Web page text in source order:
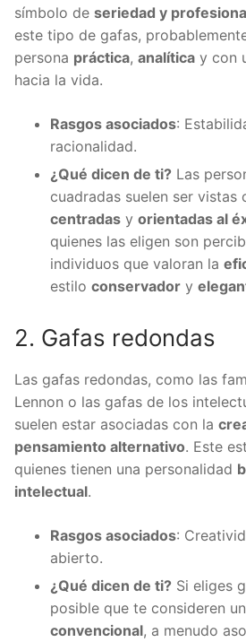
símbolo de seriedad y
este tipo de gafas,
persona práctica, analítica y con
hacia la vida.
Rasgos asociados:
racionalidad.
¿Qué dicen de ti? Las
cuadradas suelen ser vistas
centradas y orientadas al
quienes las eligen son
individuos que valoran la
estilo conservador y
2. Gafas redondas
Las gafas redondas, como las
Lennon o las gafas de los
suelen estar asociadas con la
pensamiento alternativo. Este
quienes tienen una personalidad
intelectual.
Rasgos asociados:
abierto.
¿Qué dicen de ti? Si eliges
posible que te consideren
convencional, a menudo